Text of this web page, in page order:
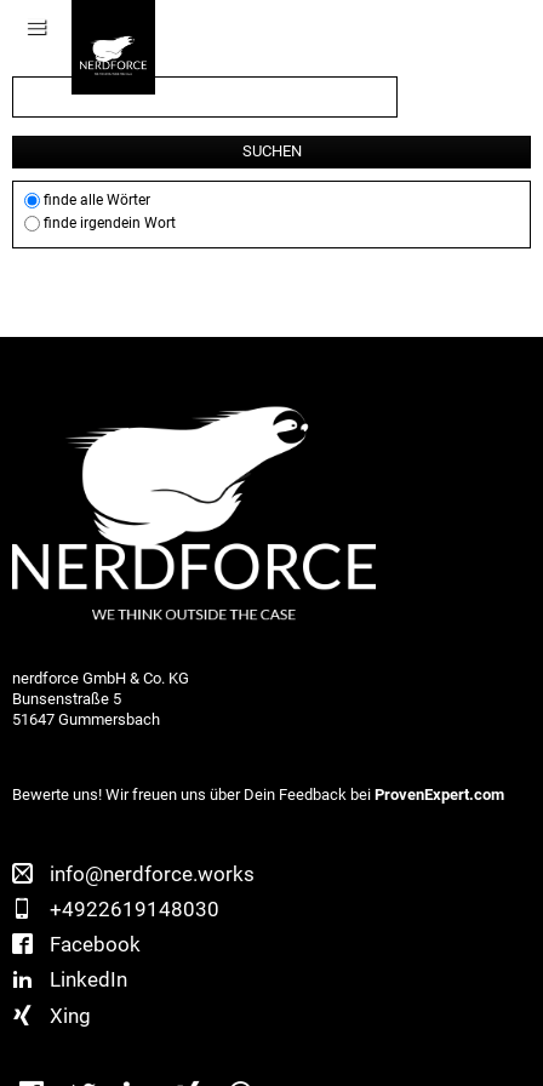
MENÜ
SUCHEN
finde alle Wörter
finde irgendein Wort
nerdforce GmbH & Co. KG
Bunsenstraße 5
51647 Gummersbach
Bewerte uns! Wir freuen uns über Dein Feedback bei ProvenExpert.com
info@nerdforce.works
+4922619148030
Facebook
LinkedIn
Xing